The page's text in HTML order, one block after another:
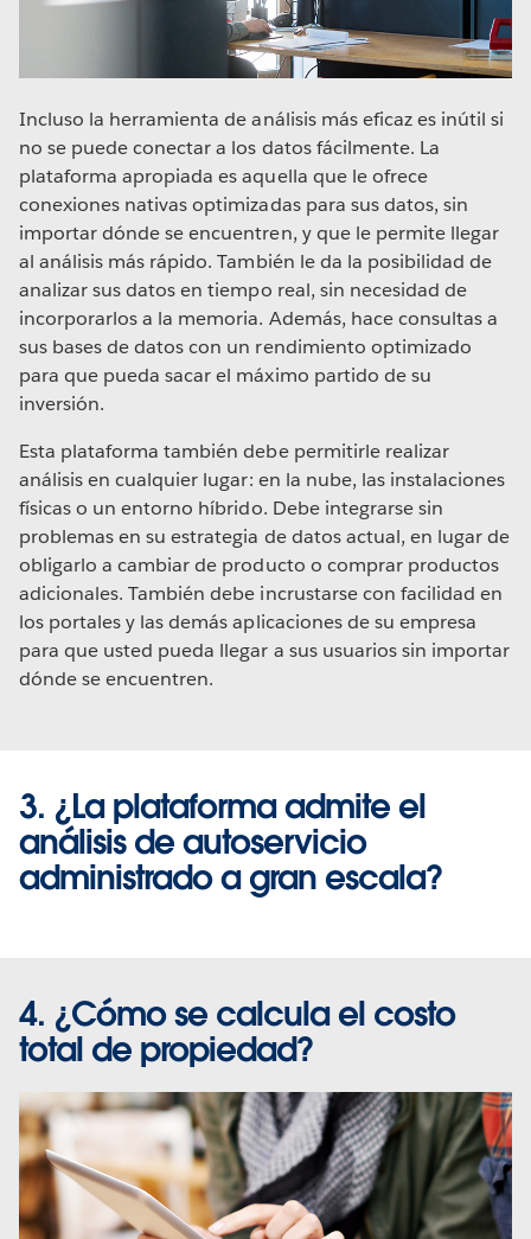
Incluso la herramienta de análisis más eficaz es inútil si
no se puede conectar a los datos fácilmente. La
plataforma apropiada es aquella que le ofrece
conexiones nativas optimizadas para sus datos, sin
importar dónde se encuentren, y que le permite llegar
al análisis más rápido. También le da la posibilidad de
analizar sus datos en tiempo real, sin necesidad de
incorporarlos a la memoria. Además, hace consultas a
sus bases de datos con un rendimiento optimizado
para que pueda sacar el máximo partido de su
inversión.
Esta plataforma también debe permitirle realizar
análisis en cualquier lugar: en la nube, las instalaciones
físicas o un entorno híbrido. Debe integrarse sin
problemas en su estrategia de datos actual, en lugar de
obligarlo a cambiar de producto o comprar productos
adicionales. También debe incrustarse con facilidad en
los portales y las demás aplicaciones de su empresa
para que usted pueda llegar a sus usuarios sin importar
dónde se encuentren.
3. ¿La plataforma admite el
análisis de autoservicio
administrado a gran escala?
4. ¿Cómo se calcula el costo
total de propiedad?